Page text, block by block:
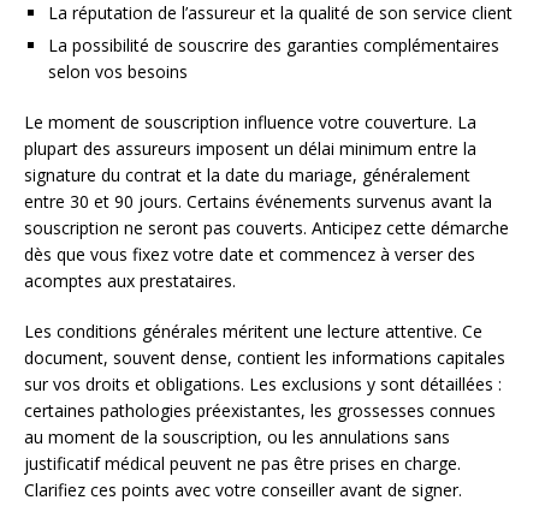
La réputation de l’assureur et la qualité de son service client
La possibilité de souscrire des garanties complémentaires
selon vos besoins
Le moment de souscription influence votre couverture. La
plupart des assureurs imposent un délai minimum entre la
signature du contrat et la date du mariage, généralement
entre 30 et 90 jours. Certains événements survenus avant la
souscription ne seront pas couverts. Anticipez cette démarche
dès que vous fixez votre date et commencez à verser des
acomptes aux prestataires.
Les conditions générales méritent une lecture attentive. Ce
document, souvent dense, contient les informations capitales
sur vos droits et obligations. Les exclusions y sont détaillées :
certaines pathologies préexistantes, les grossesses connues
au moment de la souscription, ou les annulations sans
justificatif médical peuvent ne pas être prises en charge.
Clarifiez ces points avec votre conseiller avant de signer.